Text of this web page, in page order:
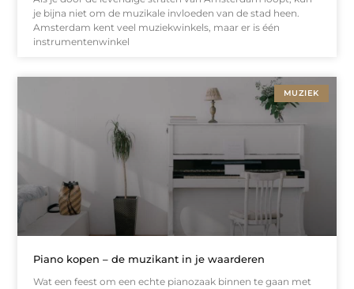
je bijna niet om de muzikale invloeden van de stad heen.
Amsterdam kent veel muziekwinkels, maar er is één
instrumentenwinkel
MUZIEK
Piano kopen – de muzikant in je waarderen
Wat een feest om een echte pianozaak binnen te gaan met